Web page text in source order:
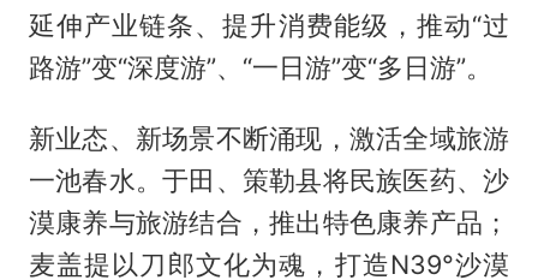
延伸产业链条、提升消费能级，推动“过
路游”变“深度游”、“一日游”变“多日游”。
新业态、新场景不断涌现，激活全域旅游
一池春水。于田、策勒县将民族医药、沙
漠康养与旅游结合，推出特色康养产品；
麦盖提以刀郎文化为魂，打造N39°沙漠